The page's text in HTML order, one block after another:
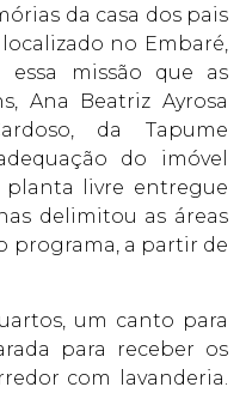
da casa dos pais
no Embaré,
essa missão que as
Ana Beatriz Ayrosa
da Tapume
do imóvel
planta livre entregue
delimitou as áreas
programa, a partir de
um canto para
para receber os
com lavanderia.